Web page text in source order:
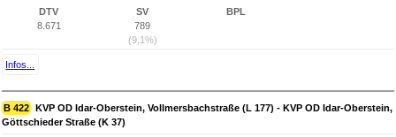
DTV
8.671
SV
789
(9,1%)
BPL
Infos...
B 422 KVP OD Idar-Oberstein, Vollmersbachstraße (L 177) - KVP OD Idar-Oberstein,
Göttschieder Straße (K 37)